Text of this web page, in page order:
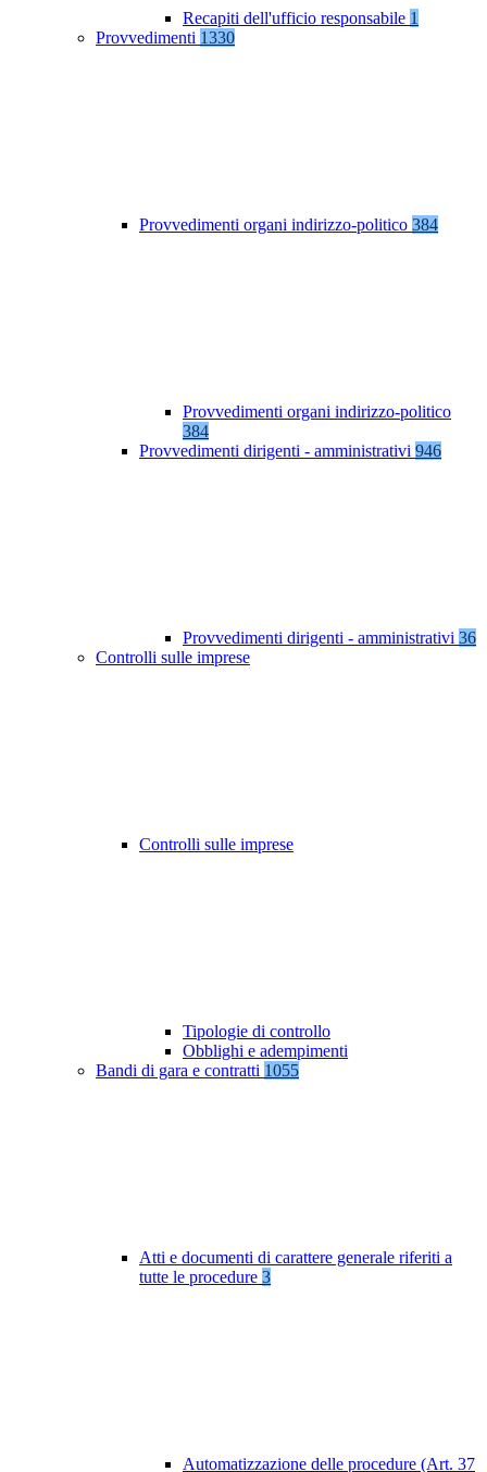
Recapiti dell'ufficio responsabile 1
Provvedimenti 1330
Provvedimenti organi indirizzo-politico 384
Provvedimenti organi indirizzo-politico
384
Provvedimenti dirigenti - amministrativi 946
Provvedimenti dirigenti - amministrativi 36
Controlli sulle imprese
Controlli sulle imprese
Tipologie di controllo
Obblighi e adempimenti
Bandi di gara e contratti 1055
Atti e documenti di carattere generale riferiti a
tutte le procedure 3
Automatizzazione delle procedure (Art. 37